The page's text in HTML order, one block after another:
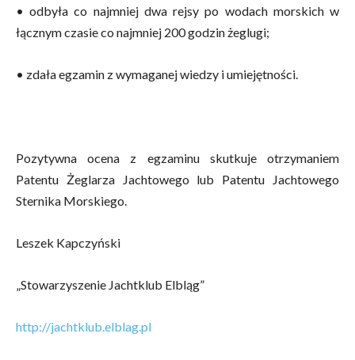
• odbyła co najmniej dwa rejsy po wodach morskich w
łącznym czasie co najmniej 200 godzin żeglugi;
• zdała egzamin z wymaganej wiedzy i umiejętności.
Pozytywna ocena z egzaminu skutkuje otrzymaniem
Patentu Żeglarza Jachtowego lub Patentu Jachtowego
Sternika Morskiego.
Leszek Kapczyński
„Stowarzyszenie Jachtklub Elbląg”
http://jachtklub.elblag.pl